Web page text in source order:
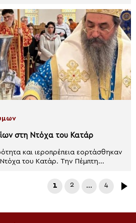
στη Ντόχα του Κατάρ
και ιεροπρέπεια εορτάσθηκαν
του Κατάρ. Tην Πέμπτη...
1 2 … 4